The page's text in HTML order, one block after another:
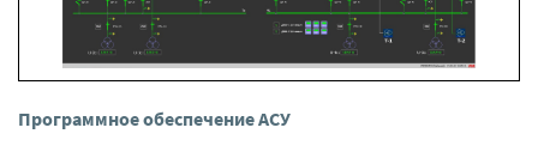
Программное обеспечение АСУ